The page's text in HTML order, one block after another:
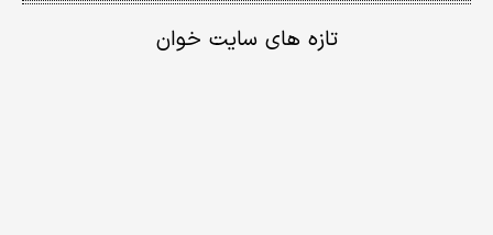
تازه های سایت خوان